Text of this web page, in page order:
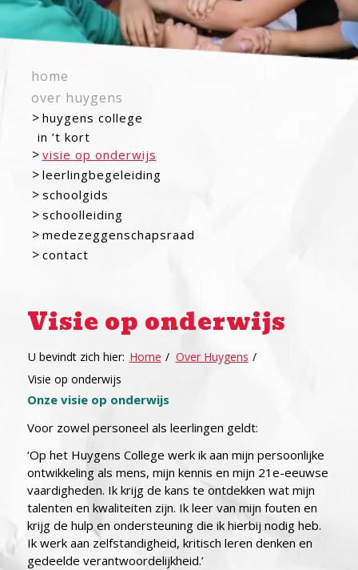
home
over huygens
huygens college
in ’t kort
visie op onderwijs
leerlingbegeleiding
schoolgids
schoolleiding
medezeggenschapsraad
contact
Visie op onderwijs
U bevindt zich hier: Home / Over Huygens /
Visie op onderwijs
Onze visie op onderwijs
Voor zowel personeel als leerlingen geldt:
‘Op het Huygens College werk ik aan mijn persoonlijke
ontwikkeling als mens, mijn kennis en mijn 21e-eeuwse
vaardigheden. Ik krijg de kans te ontdekken wat mijn
talenten en kwaliteiten zijn. Ik leer van mijn fouten en
krijg de hulp en ondersteuning die ik hierbij nodig heb.
Ik werk aan zelfstandigheid, kritisch leren denken en
gedeelde verantwoordelijkheid.’